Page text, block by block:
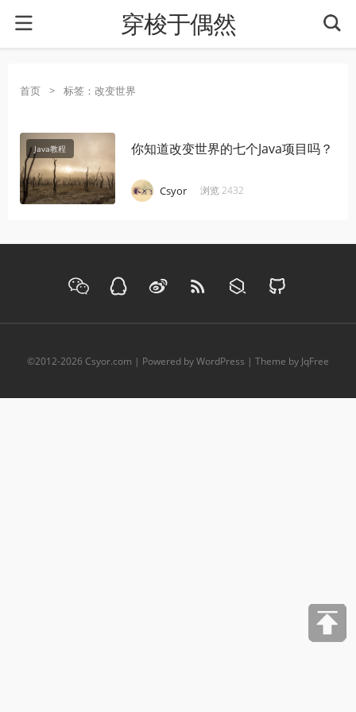
穿梭于偶然
首页 > 标签：改变世界
Java教程 你知道改变世界的七个Java项目吗？
Csyor 浏览 2432
©2012-2026 Csyor.com | Powered by WordPress | Theme by JqFree